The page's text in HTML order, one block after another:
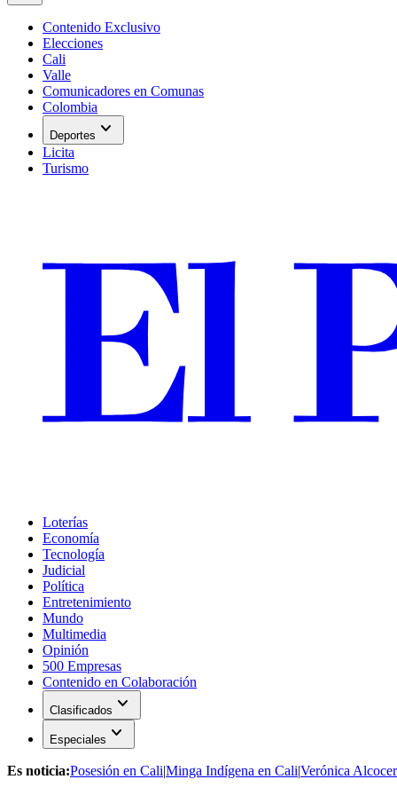
Contenido Exclusivo
Elecciones
Cali
Valle
Comunicadores en Comunas
Colombia
Deportes expand_more
Licita
Turismo
Loterías
Economía
Tecnología
Judicial
Política
Entretenimiento
Mundo
Multimedia
Opinión
500 Empresas
Contenido en Colaboración
Clasificados expand_more
Especiales expand_more
Es noticia:Posesión en Cali|Minga Indígena en Cali|Verónica Alcocer